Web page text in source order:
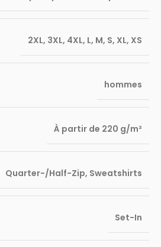
2XL, 3XL, 4XL, L, M, S, XL, XS
hommes
À partir de 220 g/m²
Quarter-/Half-Zip, Sweatshirts
Set-In